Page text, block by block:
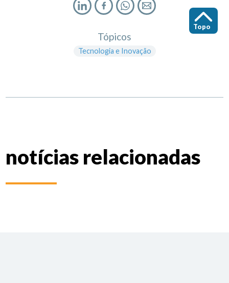
Topo
Tópicos
Tecnologia e Inovação
notícias relacionadas